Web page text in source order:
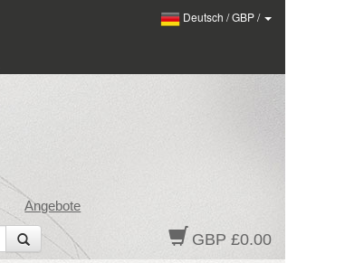
Deutsch /GBP/
Angebote
GBP £0.00